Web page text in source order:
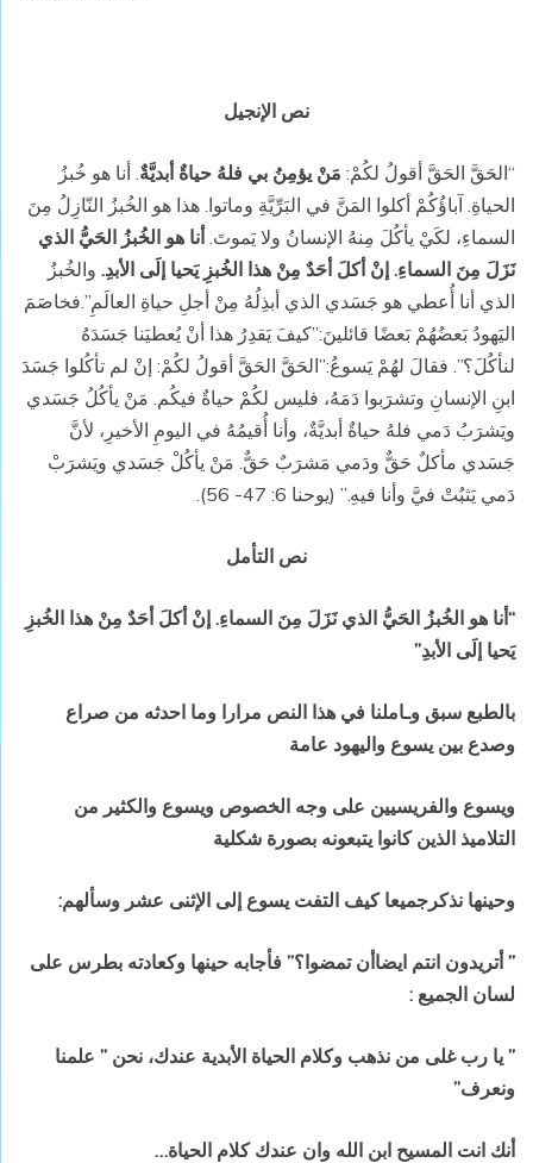
نص الإنجيل
“الحَقَّ الحَقَّ أقولُ لكُمْ: مَنْ يؤمِنُ بي فلهُ حياةٌ أبديَّةٌ . أنا هو خُبزُ
الحياةِ. آباؤُكُمْ أكلوا المَنَّ في البَرِّيَّةِ وماتوا. هذا هو الخُبزُ النّازِلُ مِنَ
السماءِ، لكَيْ يأكُلَ مِنهُ الإنسانُ ولا يَموتَ.أنا هو الخُبزُ الحَيُّ الذي
نَزَلَ مِنَ السماءِ. إنْ أكلَ أحَدٌ مِنْ هذا الخُبزِ يَحيا إلَى الأبدِ. والخُبزُ
الذي أنا أُعطي هو جَسَدي الذي أبذِلُهُ مِنْ أجلِ حياةِ العالَمِ”.فخاصَمَ
اليَهودُ بَعضُهُمْ بَعضًا قائلينَ:”كيفَ يَقدِرُ هذا أنْ يُعطيَنا جَسَدَهُ
لنأكُلَ؟”. فقالَ لهُمْ يَسوعُ:”الحَقَّ الحَقَّ أقولُ لكُمْ: إنْ لم تأكُلوا جَسَدَ
ابنِ الإنسانِ وتشرَبوا دَمَهُ، فليس لكُمْ حياةٌ فيكُم. مَنْ يأكُلُ جَسَدي
ويَشرَبُ دَمي فلهُ حياةٌ أبديَّةٌ، وأنا أُقيمُهُ في اليومِ الأخيرِ، لأنَّ
جَسَدي مأكلٌ حَقٌّ ودَمي مَشرَبٌ حَقٌّ. مَنْ يأكُلْ جَسَدي ويَشرَبْ
دَمي يَثبُتْ فيَّ وأنا فيهِ.” (يوحنا 6: 47- 56).
نص التأمل
“أنا هو الخُبزُ الحَيُّ الذي نَزَلَ مِنَ السماءِ. إنْ أكلَ أحَدٌ مِنْ هذا الخُبزِ
يَحيا إلَى الأبدِ”
بالطبع سبق وـاملنا في هذا النص مرارا وما احدثه من صراع
وصدع بين يسوع واليهود عامة
ويسوع والفريسيين على وجه الخصوص ويسوع والكثير من
التلاميذ الذين كانوا يتبعونه بصورة شكلية
وحينها نذكرجميعا كيف التفت يسوع إلى الإثنى عشر وسألهم:
” أتريدون انتم ايضاأن تمضوا؟” فأجابه حينها وكعادته بطرس على
لسان الجميع :
” يا رب غلى من نذهب وكلام الحياة الأبدية عندك، نحن ” علمنا
ونعرف”
أنك انت المسيح ابن الله وان عندك كلام الحياة…